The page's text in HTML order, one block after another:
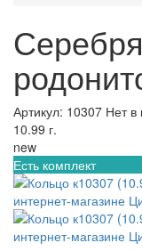
Артикул: 10307 Нет в
10.99 г.
new
Есть комплект